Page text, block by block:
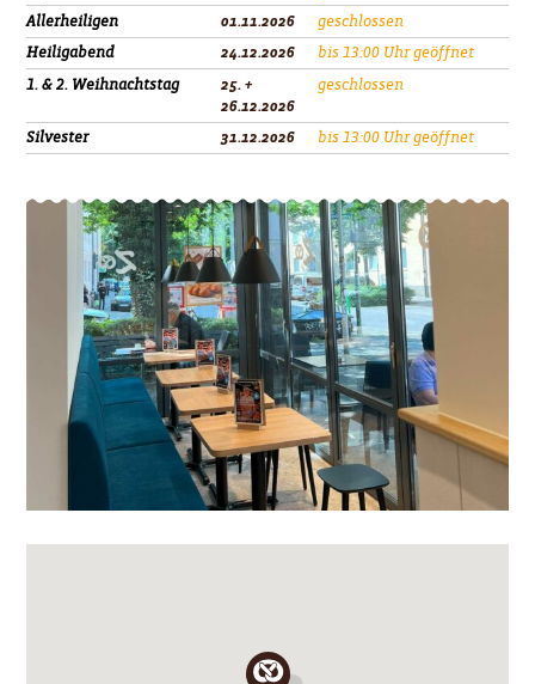
Allerheiligen
01.11.2026
geschlossen
Heiligabend
24.12.2026
bis 13:00 Uhr geöffnet
1. & 2. Weihnachtstag
25. +
26.12.2026
geschlossen
Silvester 31.12.2026 bis 13:00 Uhr geöffnet